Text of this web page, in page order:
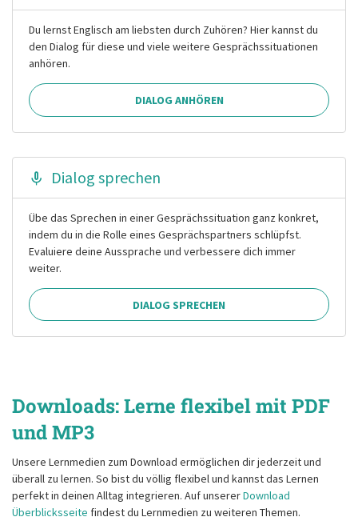
Du lernst Englisch am liebsten durch Zuhören? Hier kannst du
den Dialog für diese und viele weitere Gesprächssituationen
anhören.
DIALOG ANHÖREN
Dialog sprechen
Übe das Sprechen in einer Gesprächssituation ganz konkret,
indem du in die Rolle eines Gesprächspartners schlüpfst.
Evaluiere deine Aussprache und verbessere dich immer
weiter.
DIALOG SPRECHEN
Downloads: Lerne flexibel mit PDF
und MP3
Unsere Lernmedien zum Download ermöglichen dir jederzeit und
überall zu lernen. So bist du völlig flexibel und kannst das Lernen
perfekt in deinen Alltag integrieren. Auf unsererDownload
Überblicksseite findest du Lernmedien zu weiteren Themen.